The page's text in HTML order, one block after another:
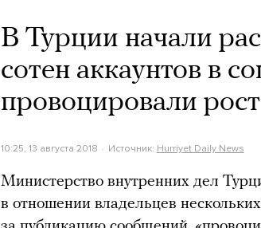
В Турции начали
сотен аккаунтов в
провоцировали
10:25, 13 августа 2018 Источник: Hurriyet Daily News
Министерство внутренних дел
в отношении владельцев